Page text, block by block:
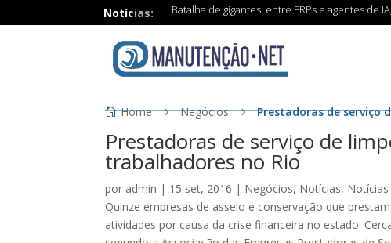
Notícias: Batalha de gigantes: entre ERPs e agentes de
Home Negócios Prestadoras de serviço
Prestadoras de serviço de
trabalhadores no Rio
por admin | 15 set, 2016 | Negócios, Notícias, Notícias
Quinze empresas de asseio e conservação que
atividades por causa da crise financeira no estado.